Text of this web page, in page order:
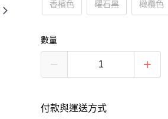
香檳色 曜石黑 橄欖色
數量
付款與運送方式